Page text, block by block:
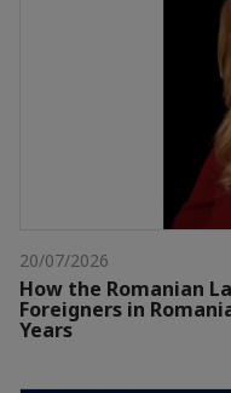
20/07/2026
How the Romanian
Foreigners in
Years